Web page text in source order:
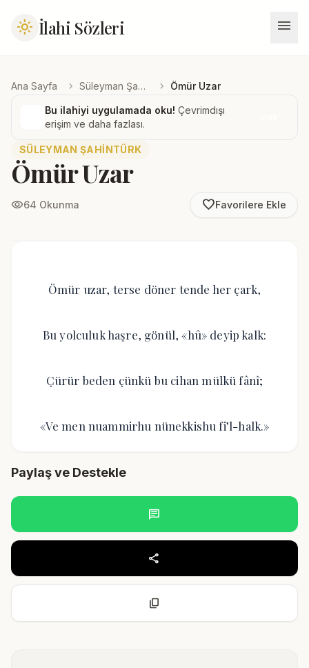
light_mode İlahi Sözleri menu
Ana Sayfa chevron_right Süleyman Şahintürk chevron_right Ömür Uzar
Bu ilahiyi uygulamada oku! Çevrimdışı
erişim ve daha fazlası.
SÜLEYMAN ŞAHINTÜRK
Ömür Uzar
visibility64 Okunma favorite_borderFavorilere Ekle
Ömür uzar, terse döner tende her çark,
Bu yolculuk haşre, gönül, «hû» deyip kalk:
Çürür beden çünkü bu cihan mülkü fânî;
«Ve men nuammirhu nünekkishu fi’l-halk.»
Paylaş ve Destekle
chat
share
content_copy